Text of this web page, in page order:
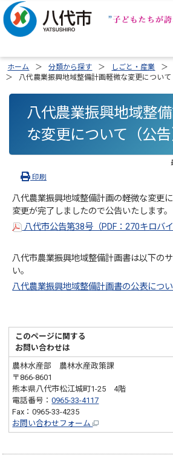
ホーム 分類から探す しごと・産業
八代農業振興地域整備計画軽微な変更について
八代農業振興地域整
な変更について（公告
印刷
八代農業振興地域整備計画の軽微な変更
変更が完了しましたので公告いたします。
八代市公告第38号（PDF：270キロバ
八代市農業振興地域整備計画書は以下の
い。
八代農業振興地域整備計画書の公表につ
このページに関する
お問い合わせは
農林水産部 農林水産政策課
〒866-8601
熊本県八代市松江城町1-25 4階
電話番号：0965-33-4117
Fax：0965-33-4235
お問い合わせフォーム